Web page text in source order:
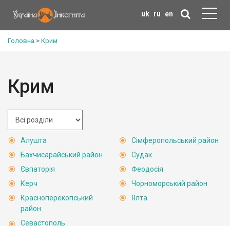
uk ru en
Головна > Крим
Крим
Алушта
Бахчисарайський район
Євпаторія
Керч
Красноперекопський
район
Севастополь
Сімферопольський район
Судак
Феодосія
Чорноморський район
Ялта